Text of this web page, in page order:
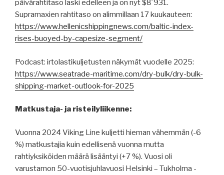
päivärahtitaso laski edelleen ja on nyt $8´931.
Supramaxien rahtitaso on alimmillaan 17 kuukauteen:
https://www.hellenicshippingnews.com/baltic-index-
rises-buoyed-by-capesize-segment/
Podcast: irtolastikuljetusten näkymät vuodelle 2025:
https://www.seatrade-maritime.com/dry-bulk/dry-bulk-
shipping-market-outlook-for-2025
Matkustaja- ja risteilyliikenne:
Vuonna 2024 Viking Line kuljetti hieman vähemmän (-6
%) matkustajia kuin edellisenä vuonna mutta
rahtiyksiköiden määrä lisääntyi (+7 %). Vuosi oli
varustamon 50-vuotisjuhlavuosi Helsinki – Tukholma -